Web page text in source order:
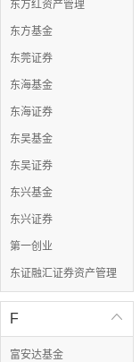
东方红资产管理
东方基金
东莞证券
东海基金
东海证券
东吴基金
东吴证券
东兴基金
东兴证券
第一创业
东证融汇证券资产管理

F
富安达基金